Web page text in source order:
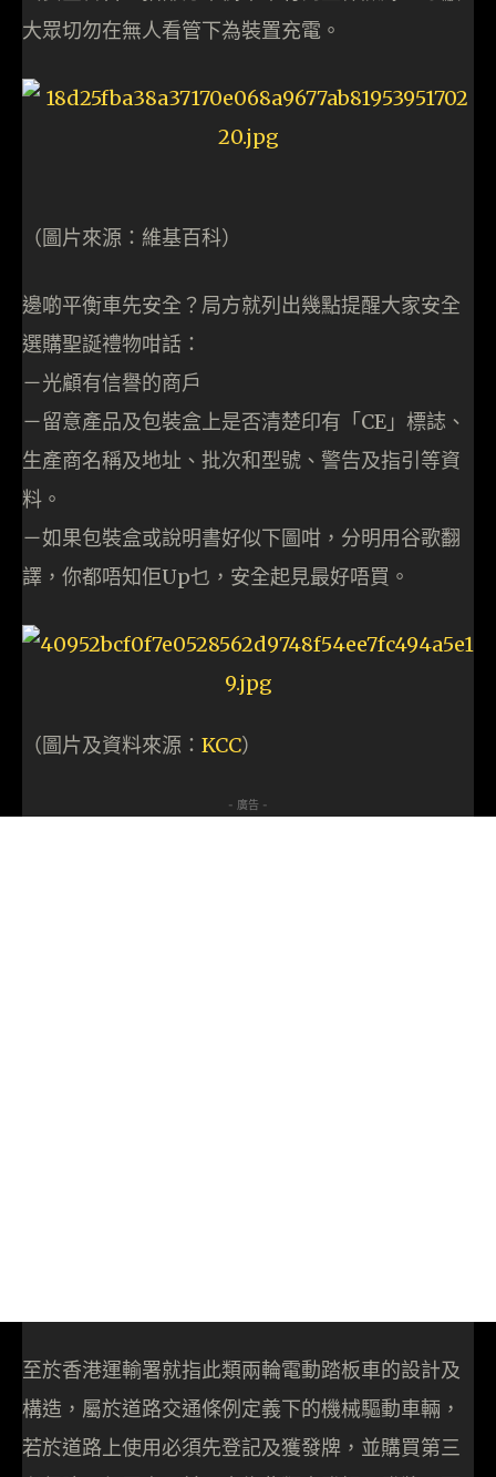
大眾切勿在無人看管下為裝置充電。
（圖片來源：維基百科）
邊啲平衡車先安全？局方就列出幾點提醒大家安全
選購聖誕禮物咁話：
－光顧有信譽的商戶
－留意產品及包裝盒上是否清楚印有「CE」標誌、
生產商名稱及地址、批次和型號、警告及指引等資
料。
－如果包裝盒或說明書好似下圖咁，分明用谷歌翻
譯，你都唔知佢Up乜，安全起見最好唔買。
（圖片及資料來源： KCC）
- 廣告 -
至於香港運輸署就指此類兩輪電動踏板車的設計及
構造，屬於道路交通條例定義下的機械驅動車輛，
若於道路上使用必須先登記及獲發牌，並購買第三